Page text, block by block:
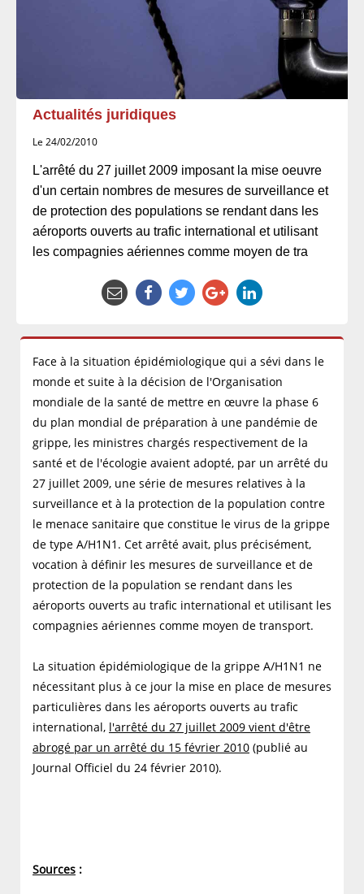
Actualités juridiques
Le 24/02/2010
L'arrêté du 27 juillet 2009 imposant la mise oeuvre
d'un certain nombres de mesures de surveillance et
de protection des populations se rendant dans les
aéroports ouverts au trafic international et utilisant
les compagnies aériennes comme moyen de tra
Face à la situation épidémiologique qui a sévi dans le
monde et suite à la décision de l'Organisation
mondiale de la santé de mettre en œuvre la phase 6
du plan mondial de préparation à une pandémie de
grippe, les ministres chargés respectivement de la
santé et de l'écologie avaient adopté, par un arrêté du
27 juillet 2009, une série de mesures relatives à la
surveillance et à la protection de la population contre
le menace sanitaire que constitue le virus de la grippe
de type A/H1N1. Cet arrêté avait, plus précisément,
vocation à définir les mesures de surveillance et de
protection de la population se rendant dans les
aéroports ouverts au trafic international et utilisant les
compagnies aériennes comme moyen de transport.
La situation épidémiologique de la grippe A/H1N1 ne
nécessitant plus à ce jour la mise en place de mesures
particulières dans les aéroports ouverts au trafic
international, l'arrêté du 27 juillet 2009 vient d'être
abrogé par un arrêté du 15 février 2010 (publié au
Journal Officiel du 24 février 2010).
Sources :